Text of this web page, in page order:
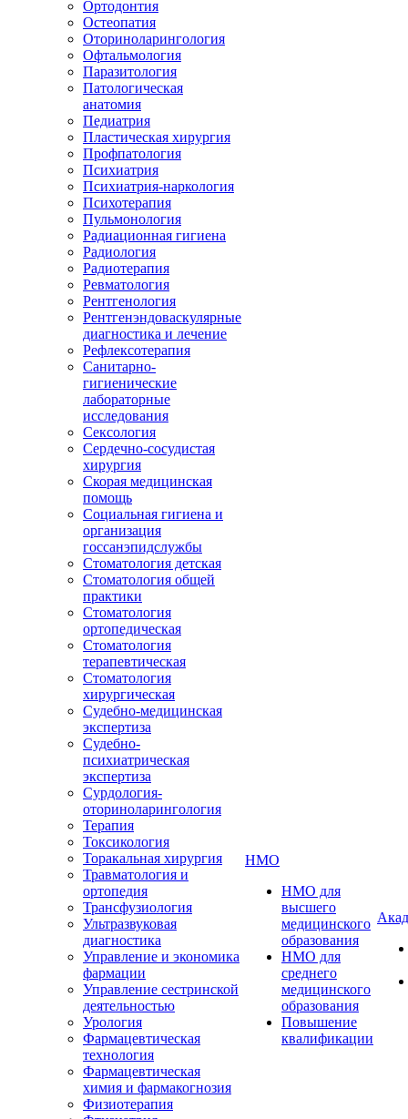
Ортодонтия
Остеопатия
Оториноларингология
Офтальмология
Паразитология
Патологическая
анатомия
Педиатрия
Пластическая хирургия
Профпатология
Психиатрия
Психиатрия-наркология
Психотерапия
Пульмонология
Радиационная гигиена
Радиология
Радиотерапия
Ревматология
Рентгенология
Рентгенэндоваскулярные
диагностика и лечение
Рефлексотерапия
Санитарно-
гигиенические
лабораторные
исследования
Сексология
Сердечно-сосудистая
хирургия
Скорая медицинская
помощь
Социальная гигиена и
организация
госсанэпидслужбы
Стоматология детская
Стоматология общей
практики
Стоматология
ортопедическая
Стоматология
терапевтическая
Стоматология
хирургическая
Судебно-медицинская
экспертиза
Судебно-
психиатрическая
экспертиза
Сурдология-
оториноларингология
Терапия
Токсикология
Торакальная хирургия
Травматология и
ортопедия
Трансфузиология
Ультразвуковая
диагностика
Управление и экономика
фармации
Управление сестринской
деятельностью
Урология
Фармацевтическая
технология
Фармацевтическая
химия и фармакогнозия
Физиотерапия
НМО
НМО для
высшего
медицинского
образования
НМО для
среднего
медицинского
образования
Повышение
квалификации